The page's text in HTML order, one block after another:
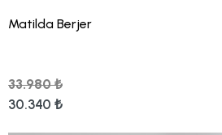
Matilda Berjer
33.980 ₺
30.340 ₺